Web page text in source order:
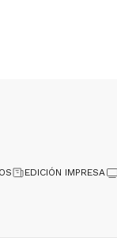
EDICIÓN IMPRESA